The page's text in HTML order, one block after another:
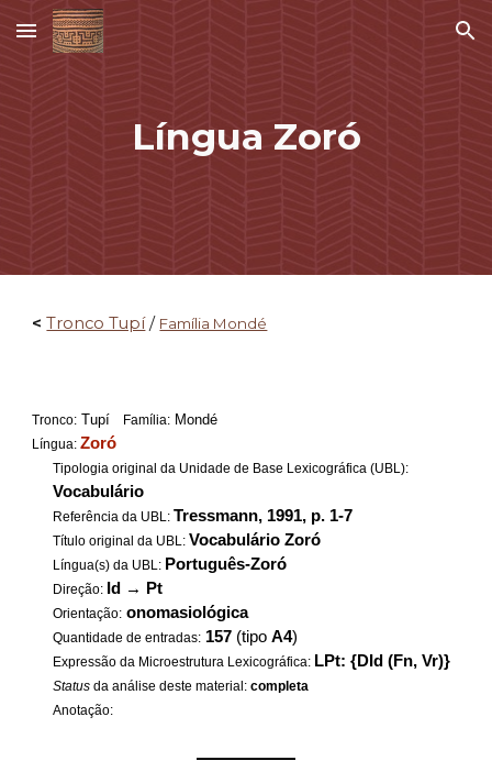
Skip to main content Skip to navigation
Língua Zoró
< Tronco Tupí/ Família Mondé
Tronco: Tupí Família: Mondé
Língua:Zoró
Tipologia original da Unidade de Base Lexicográfica (UBL):
Vocabulário
Referência da UBL: Tressmann, 1991, p. 1-7
Título original da UBL: Vocabulário Zoró
Língua(s) da UBL: Português-Zoró
Direção: Id → Pt
Orientação: onomasiológica
Quantidade de entradas: 157 (tipoA4)
Expressão da Microestrutura Lexicográfica: LPt: {DId (Fn, Vr)}
Status da análise deste material:completa
Anotação:
——————